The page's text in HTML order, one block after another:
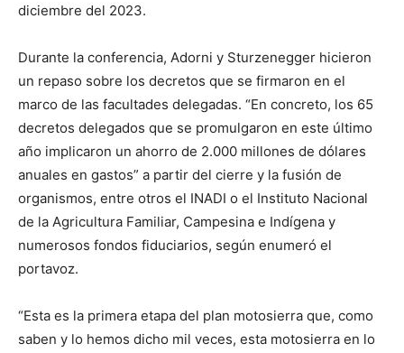
diciembre del 2023.
Durante la conferencia, Adorni y Sturzenegger hicieron
un repaso sobre los decretos que se firmaron en el
marco de las facultades delegadas. “En concreto, los 65
decretos delegados que se promulgaron en este último
año implicaron un ahorro de 2.000 millones de dólares
anuales en gastos” a partir del cierre y la fusión de
organismos, entre otros el INADI o el Instituto Nacional
de la Agricultura Familiar, Campesina e Indígena y
numerosos fondos fiduciarios, según enumeró el
portavoz.
“Esta es la primera etapa del plan motosierra que, como
saben y lo hemos dicho mil veces, esta motosierra en lo